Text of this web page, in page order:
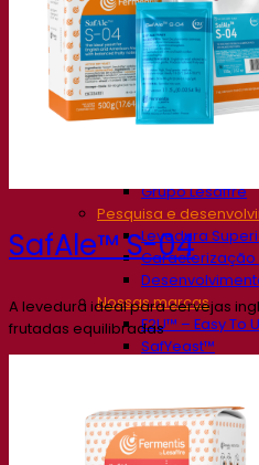
Nossa empresa
Sobre nós
Especialista
O Campus
Grupo Lesaffre
Pesquisa e
Levedura
Nossas marcas
E2U™ – Easy To
SafYeast™
Outros serviços
Fabricação
Degustações
SafAle™ S-04
A levedura ideal para cervejas
frutadas equilibradas